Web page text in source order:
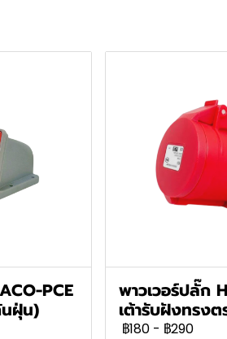
PCE
ฝุ่น)
พาวเวอร์ปลั๊ก
เต้ารับฝังทรง
฿180 - ฿290